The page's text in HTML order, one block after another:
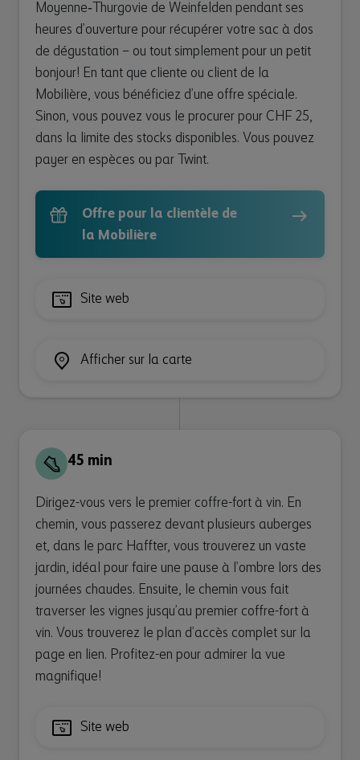
Moyenne‑Thurgovie de Weinfelden pendant ses
heures d’ouverture pour récupérer votre sac à dos
de dégustation – ou tout simplement pour un petit
bonjour! En tant que cliente ou client de la
Mobilière, vous bénéficiez d’une offre spéciale.
Sinon, vous pouvez vous le procurer pour CHF 25,
dans la limite des stocks disponibles. Vous pouvez
payer en espèces ou par Twint.
Offre pour la clientèle de
la Mobilière
Site web
Afficher sur la carte
45 min
Dirigez-vous vers le premier coffre-fort à vin. En
chemin, vous passerez devant plusieurs auberges
et, dans le parc Haffter, vous trouverez un vaste
jardin, idéal pour faire une pause à l’ombre lors des
journées chaudes. Ensuite, le chemin vous fait
traverser les vignes jusqu’au premier coffre-fort à
vin. Vous trouverez le plan d’accès complet sur la
page en lien. Profitez-en pour admirer la vue
magnifique!
Site web